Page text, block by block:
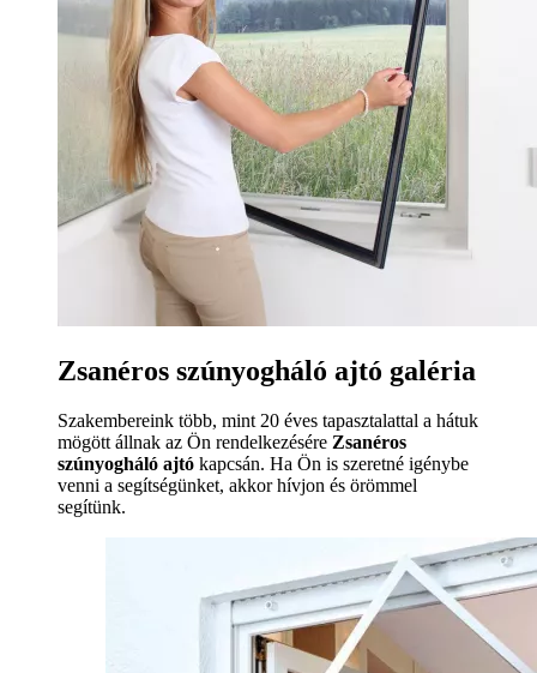
Zsanéros szúnyogháló ajtó galéria
Szakembereink több, mint 20 éves tapasztalattal a hátuk
mögött állnak az Ön rendelkezésére Zsanéros
szúnyogháló ajtó kapcsán. Ha Ön is szeretné igénybe
venni a segítségünket, akkor hívjon és örömmel
segítünk.